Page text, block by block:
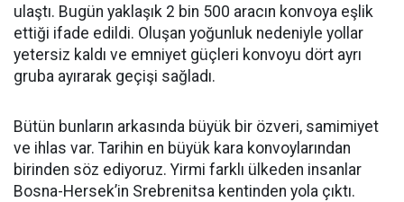
ulaştı. Bugün yaklaşık 2 bin 500 aracın konvoya eşlik
ettiği ifade edildi. Oluşan yoğunluk nedeniyle yollar
yetersiz kaldı ve emniyet güçleri konvoyu dört ayrı
gruba ayırarak geçişi sağladı.
Bütün bunların arkasında büyük bir özveri, samimiyet
ve ihlas var. Tarihin en büyük kara konvoylarından
birinden söz ediyoruz. Yirmi farklı ülkeden insanlar
Bosna-Hersek’in Srebrenitsa kentinden yola çıktı.